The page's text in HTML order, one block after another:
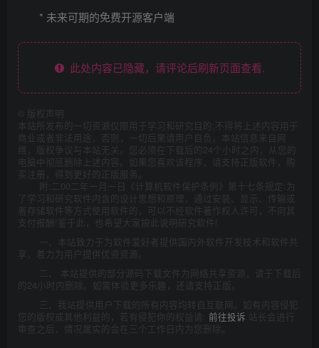
* 未来可期的免费开源客户端
此处内容已隐藏，请评论后刷新页面查看.
版权声明
本站所发布的一切资源仅限用于学习和研究目的;不得将上述内容用于
商业或者非法用途，否则，一切后果请用户自负。本站信息来自网
络，版权争议与本站无关。您必须在下载后的24个小时之内，从您的
电脑中彻底删除上述内容。如果您喜欢该程序，请支持正版软件，购
买注册，得到更好的正版服务。
附:二00二年一月一日《计算机软件保护条例》第十七条规定:为
了学习和研究软件内含的设计思想和原理，通过安装、显示、传输或
者存储软件等方式使用软件的，可以不经软件著作权人许可，不向其
支付报酬!鉴于此，也希望大家按此说明研究软件!
一、本站致力于为软件爱好者提供国内外软件开发技术和软件共
享，着力为用户提供优资资源。
二、 本站提供的部分源码下载文件为网络共享资源，请于下载后
的24小时内删除。如需体验更多乐趣，还请支持正版。
三、我站提供用户下载的所有内容均转自互联网。如有内容侵犯
您的版权或其他利益的，若有侵犯你的权益请: 前往投诉 站长会进行
审查之后，情况属实的会在三个工作日内为您删除。